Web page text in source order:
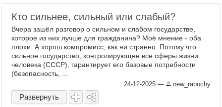
Кто сильнее, сильный или слабый?
Вчера зашёл разговор о сильном и слабом государстве,
которое из них лучше для гражданина? Моё мнение - оба
плохи. А хорош компромисс, как ни странно. Потому что
сильное государство, контролирующее все сферы жизни
человека (СССР), гарантирует его базовые потребности
(безопасность, ...
24-12-2025 — new_rabochy
Развернуть